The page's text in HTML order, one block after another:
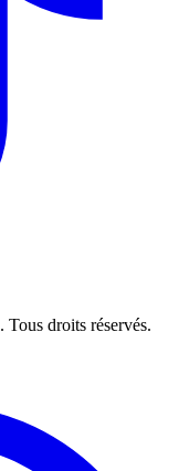
. Tous droits réservés.